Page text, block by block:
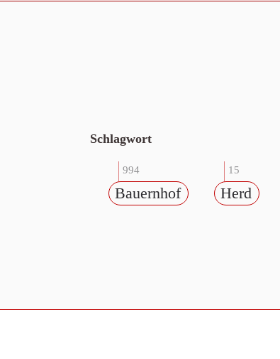
Schlagwort
994
Bauernhof
15
Herd